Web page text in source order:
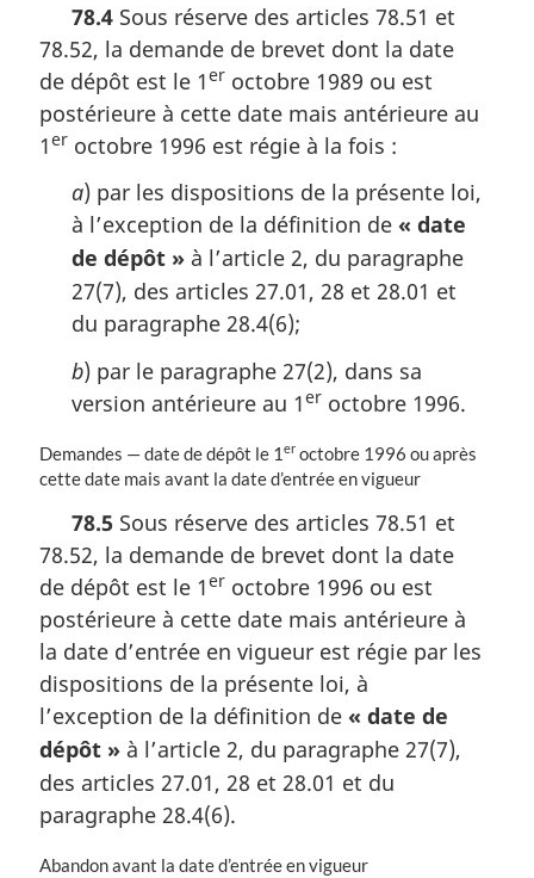
a
l
e
:
m
a
g
i
78.4 Sous réserve des articles 78.51 et
78.52, la demande de brevet dont la date
de dépôt est le 1er octobre 1989 ou est
postérieure à cette date mais antérieure au
1er octobre 1996 est régie à la fois :
a) par les dispositions de la présente loi,
à l’exception de la définition de « date
de dépôt » à l’article 2, du paragraphe
27(7), des articles 27.01, 28 et 28.01 et
du paragraphe 28.4(6);
b) par le paragraphe 27(2), dans sa
version antérieure au 1er octobre 1996.
N
o
m
a
g
n
a
l
e
:
Demandes — date de dépôt le 1 er octobre 1996 ou après
cette date mais avant la date d’entrée en vigueur
78.5 Sous réserve des articles 78.51 et
78.52, la demande de brevet dont la date
de dépôt est le 1er octobre 1996 ou est
postérieure à cette date mais antérieure à
la date d’entrée en vigueur est régie par les
dispositions de la présente loi, à
l’exception de la définition de « date de
dépôt » à l’article 2, du paragraphe 27(7),
des articles 27.01, 28 et 28.01 et du
paragraphe 28.4(6).
N
Abandon avant la date d’entrée en vigueur